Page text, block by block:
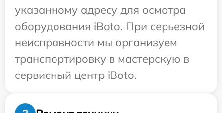
указанному адресу для осмотра
оборудования iBoto. При серьезной
неисправности мы организуем
транспортировку в мастерскую в
сервисный центр iBoto.